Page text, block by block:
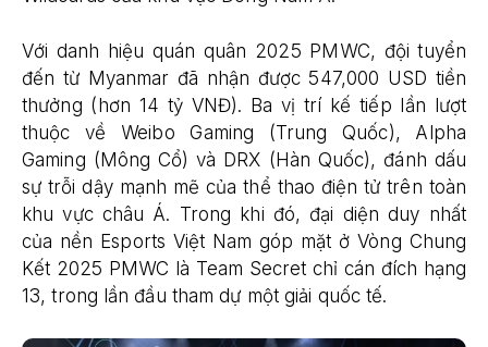
Với danh hiệu quán quân 2025 PMWC, đội tuyển
đến từ Myanmar đã nhận được 547,000 USD tiền
thưởng (hơn 14 tỷ VNĐ). Ba vị trí kế tiếp lần lượt
thuộc về Weibo Gaming (Trung Quốc), Alpha
Gaming (Mông Cổ) và DRX (Hàn Quốc), đánh dấu
sự trỗi dậy mạnh mẽ của thể thao điện tử trên toàn
khu vực châu Á. Trong khi đó, đại diện duy nhất
của nền Esports Việt Nam góp mặt ở Vòng Chung
Kết 2025 PMWC là Team Secret chỉ cán đích hạng
13, trong lần đầu tham dự một giải quốc tế.